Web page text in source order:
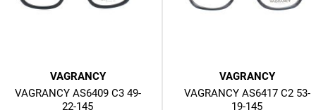
VAGRANCY
VAGRANCY AS6409 C3 49-
22-145
VAGRANCY
VAGRANCY AS6417 C2 53-
19-145